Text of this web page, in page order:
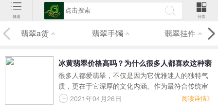
频道 分类
翡翠a货 翡翠手镯 翡翠挂件
冰黄翡翠价格高吗？为什么很多人都喜欢这种翡
翠？
很多人都爱翡翠，不仅是因为它优雅迷人的独特气
质，更在于它深厚的文化内涵。作为最符合传统审
美的一种玉石之一，翡翠的美体现在很多方面，其
2021年04月26日 阅读详情》